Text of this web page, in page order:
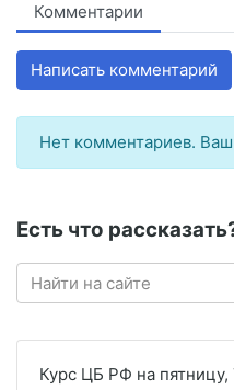
Комментарии
Написать комментарий
Нет комментариев.
Есть что
Курс ЦБ РФ на пятницу,